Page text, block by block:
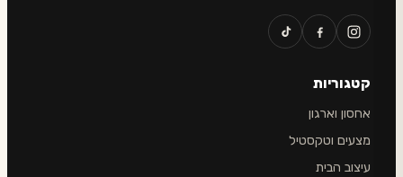
קטגוריות
אחסון וארגון
מצעים וטקסטיל
עיצוב הבית